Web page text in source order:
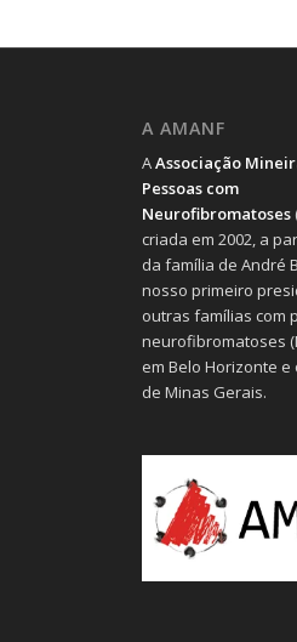
A AMANF
AAssociação
Pessoas com
Neurofibromatoses
criada em 2002, a
da família de André
nosso primeiro
outras famílias com
neurofibromatoses
em Belo Horizonte
de Minas Gerais.